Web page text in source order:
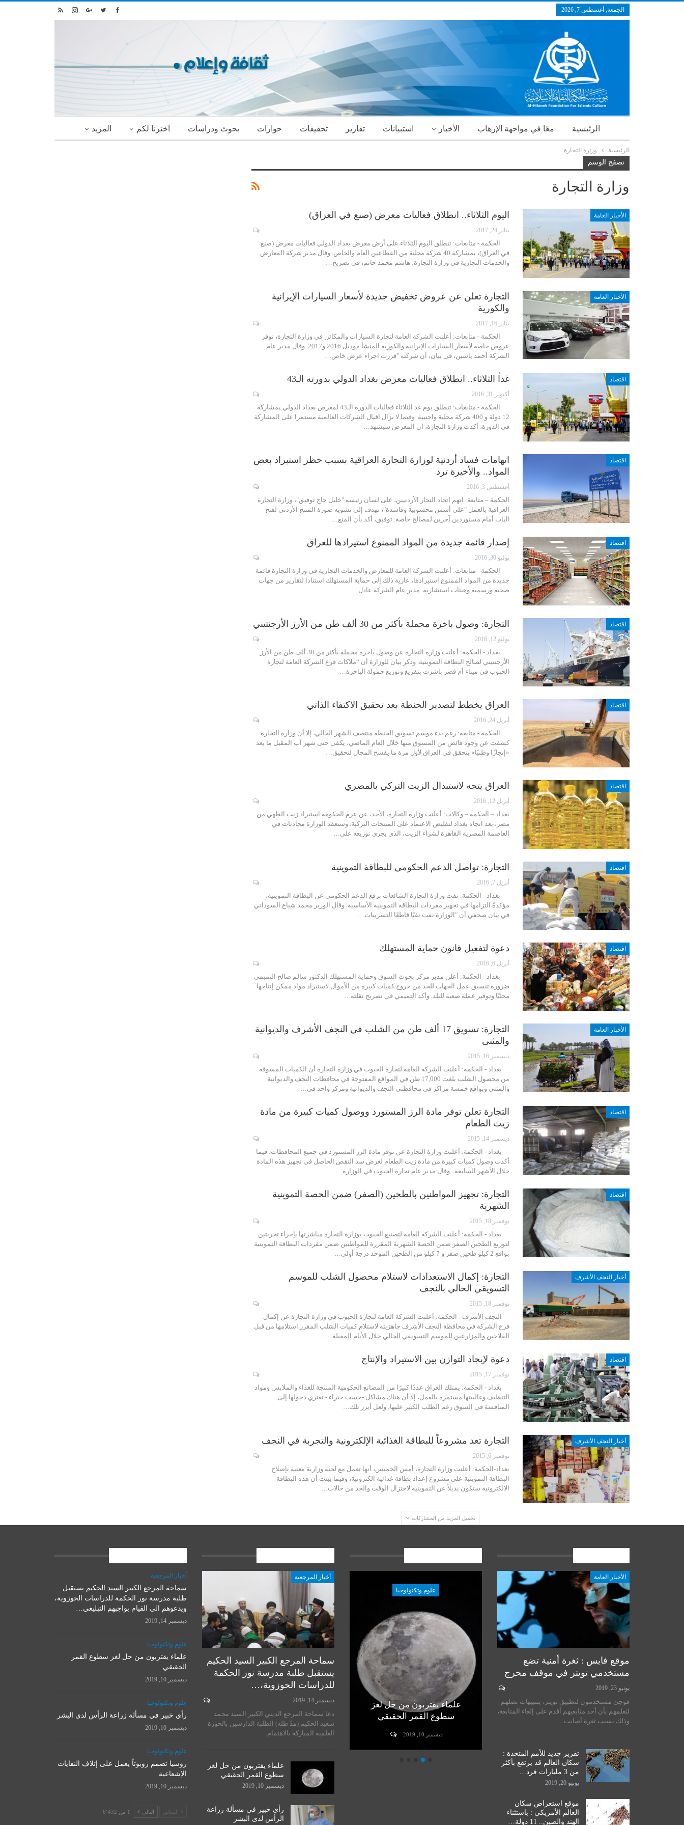
الجمعة, أغسطس 7, 2026
الرئيسية معًا في مواجهة الإرهاب الأخبار استبيانات تقارير تحقيقات حوارات بحوث ودراسات اخترنا لكم المزيد
الرئيسية وزارة التجارة
تصفح الوسم
وزارة التجارة
الأخبار العامة اليوم الثلاثاء.. انطلاق فعاليات معرض (صنع في العراق)
يناير 24, 2017
الحكمة - متابعات: تنطلق اليوم الثلاثاء على أرض معرض بغداد الدولي فعاليات معرض (صنع
في العراق)، بمشاركة 40 شركة محلية من القطاعين العام والخاص. وقال مدير شركة المعارض
والخدمات التجارية في وزارة التجارة، هاشم محمد حاتم، في تصريح…
الأخبار العامة
التجارة تعلن عن عروض تخفيض جديدة لأسعار السيارات الإيرانية
والكورية
يناير 16, 2017
الحكمة - متابعات: أعلنت الشركة العامة لتجارة السيارات والمكائن في وزارة التجارة، توفر
عروض خاصة لأسعار السيارات الإيرانية والكورية المنشأ موديل 2016 و2017. وقال مدير عام
الشركة أحمد ياسين، في بيان، أن شركته "قررت اجراء عرض خاص…
اقتصاد غداً الثلاثاء.. انطلاق فعاليات معرض بغداد الدولي بدورته الـ43
أكتوبر 31, 2016
الحكمة - متابعات: تنطلق يوم غد الثلاثاء فعاليات الدورة الـ43 لمعرض بغداد الدولي بمشاركة
12 دولة و 400 شركة محلية واجنبية. وفيما لا يزال اقبال الشركات العالمية مستمرا على المشاركة
في الدورة، أكدت وزارة التجارة، ان المعرض سيشهد…
اقتصاد
اتهامات فساد أردنية لوزارة التجارة العراقية بسبب حظر استيراد بعض
المواد.. والأخيرة ترد
أغسطس 3, 2016
الحكمة – متابعة: اتهم اتحاد التجار الأردنيين، على لسان رئيسه "خليل حاج توفيق"، وزارة التجارة
العراقية بالعمل "على أسس محسوبية وفاسدة"، تهدف إلى تشويه صورة المنتج الأردني لفتح
الباب أمام مستوردين آخرين لمصالح خاصة. توفيق، أكد بأن المنع…
اقتصاد إصدار قائمة جديدة من المواد الممنوع استيرادها للعراق
يوليو 30, 2016
الحكمة - متابعات: أعلنت الشركة العامة للمعارض والخدمات التجارية في وزارة التجارة قائمة
جديدة من المواد الممنوع استيرادها، عازية ذلك إلى حماية المستهلك استنادا لتقارير من جهات
صحية ورسمية وهيئات استشارية. مدير عام الشركة عادل…
اقتصاد التجارة: وصول باخرة محملة بأكثر من 30 ألف طن من الأرز الأرجنتيني
يوليو 12, 2016
بغداد - الحكمة: أعلنت وزارة التجارة عن وصول باخرة محملة بأكثر من 30 ألف طن من الأرز
الأرجنتيني لصالح البطاقة التموينية. وذكر بيان للوزارة أن “ملاكات فرع الشركة العامة لتجارة
الحبوب في ميناء أم قصر باشرت بتفريغ وتوزيع حمولة الباخرة…
اقتصاد العراق يخطط لتصدير الحنطة بعد تحقيق الاكتفاء الذاتي
أبريل 24, 2016
الحكمة - متابعة: رغم بدء موسم تسويق الحنطة منتصف الشهر الحالي، إلا أن وزارة التجارة
كشفت عن وجود فائض من المسوق منها خلال العام الماضي، يكفي حتى شهر آب المقبل ما يعد
«إنجازًا وطنيًا» يتحقق في العراق لأول مرة ما يفسح المجال لتحقيق…
اقتصاد العراق يتجه لاستبدال الزيت التركي بالمصري
أبريل 12, 2016
بغداد – الحكمة – وكالات: أعلنت وزارة التجارة، الأحد، عن عزم الحكومة استيراد زيت الطهي من
مصر، بعد اتجاه بغداد لتقليص الاعتماد على المنتجات التركية. وستعقد الوزارة محادثات في
العاصمة المصرية القاهرة لشراء الزيت، الذي يجري توزيعه على…
اقتصاد التجارة: تواصل الدعم الحكومي للبطاقة التموينية
أبريل 7, 2016
بغداد - الحكمة: نفت وزارة التجارة الشائعات برفع الدعم الحكومي عن البطاقة التموينية،
مؤكدةً التزامها في تجهيز مفردات البطاقة التموينية الأساسية. وقال الوزير محمد شياع السوداني
في بيان صحفي أن "الوزارة نفت نفيًا قاطعًا التسريبات…
اقتصاد دعوة لتفعيل قانون حماية المستهلك
أبريل 6, 2016
بغداد - الحكمة: أعلن مدير مركز بحوث السوق وحماية المستهلك الدكتور سالم صالح التميمي
ضرورة تنسيق عمل الجهات للحد من خروج كميات كبيرة من الأموال لاستيراد مواد ممكن إنتاجها
محليًا وتوفير عملة صعبة للبلد. وأكد التميمي في تصريح نقلته…
الأخبار العامة
التجارة: تسويق 17 ألف طن من الشلب في النجف الأشرف والديوانية
والمثنى
ديسمبر 16, 2015
بغداد - الحكمة: أعلنت الشركة العامة لتجارة الحبوب في وزارة التجارة أن الكميات المسوقة
من محصول الشلب بلغت 17,000 طن في المواقع المفتوحة في محافظات النجف والديوانية
والمثنى وبواقع خمسة مراكز في محافظتي النجف والديوانية ومركز واحد في…
اقتصاد
التجارة تعلن توفر مادة الرز المستورد ووصول كميات كبيرة من مادة
زيت الطعام
ديسمبر 14, 2015
بغداد - الحكمة: أعلنت وزارة التجارة عن توفر مادة الرز المستورد في جميع المحافظات، فيما
أكدت وصول كميات كبيرة من مادة زيت الطعام لغرض سد النقص الحاصل في تجهيز هذه المادة
خلال الأشهر السابقة. وقال مدير عام تجارة الحبوب في الوزارة…
اقتصاد
التجارة: تجهيز المواطنين بالطحين (الصفر) ضمن الحصة التموينية
الشهرية
نوفمبر 18, 2015
بغداد - الحكمة: أعلنت الشركة العامة لتصنيع الحبوب بوزارة التجارة مباشرتها بإجراء تجربتين
لتوزيع الطحين الصفر ضمن الحصة الشهرية المقررة للمواطنين ضمن مفردات البطاقة التموينية
بواقع 2 كيلو طحين صفر و 7 كيلو من الطحين الموحد درجة أولى…
أخبار النجف الأشرف
التجارة: إكمال الاستعدادات لاستلام محصول الشلب للموسم
التسويقي الحالي بالنجف
نوفمبر 18, 2015
النجف الأشرف - الحكمة: أعلنت الشركة العامة لتجارة الحبوب في وزارة التجارة عن إكمال
فرع الشركة في محافظة النجف الأشرف جاهزيته لاستلام كميات الشلب المقرر استلامها من قبل
الفلاحين والمزارعين للموسم التسويقي الحالي خلال اﻷيام المقبلة. …
اقتصاد دعوة لإيجاد التوازن بين الاستيراد والإنتاج
نوفمبر 17, 2015
بغداد - الحكمة: يمتلك العراق عددًا كبيرًا من المصانع الحكومية المنتجة للغذاء والملابس ومواد
التنظيف وغالبيتها مستمرة بالعمل، إلا أن هناك مشاكل -حسب خبراء - تعتري دخولها إلى
المنافسة في السوق رغم الطلب الكبير عليها، ولعل أبرز تلك…
أخبار النجف الأشرف التجارة تعد مشروعاً للبطاقة الغذائية الإلكترونية والتجربة في النجف
نوفمبر 6, 2015
بغداد-الحكمة: أعلنت وزارة التجارة، أمس الخميس، أنها تعمل مع لجنة وزارية معنية بإصلاح
البطاقة التموينية على مشروع إعداد بطاقة غذائية الكترونية، وفيما بينت أن هذه البطاقة
الالكترونية ستكون بديلاً عن التموينية لاختزال الوقت والحد من حالات…
تحميل المزيد من المشاركات
الأخبار العامة
موقع فايس : ثغرة أمنية تضع
مستخدمي تويتر في موقف محرج
يونيو 23, 2019
فوجئ مستخدمون لتطبيق تويتر، بتنبيهات تصلهم
لتعلمهم بأن أحد متابعيهم أقدم على إلغاء المتابعة،
وذلك بسبب ثغرة أصابت…
تقرير جديد للأمم المتحدة :
سكان العالم قد يرتفع بأكثر
من 3 مليارات فرد…
يونيو 20, 2019
موقع استعراض سكان
العالم الأمريكي : باستثناء
الهند والصين.. 11 دولة…
أخبار المرجعية
سماحة المرجع الكبير السيد
الحكيم يستقبل طلبة مدرسة نور
الحكمة للدراسات الحوزوية،…
علوم وتكنولوجيا
علماء يقتربون من حل لغز
سطوع القمر الحقيقي
ديسمبر 10, 2019
رأي خبير في مسألة زراعة
الرأس لدى البشر
ديسمبر 10, 2019
علوم وتكنولوجيا
روسيا تصمم روبوتاً يعمل على
إتلاف النفايات الإشعاعية
أخبار المرجعية
سماحة المرجع الكبير السيد الحكيم
يستقبل طلبة مدرسة نور الحكمة
للدراسات الحوزوية،…
ديسمبر 14, 2019
دعا سماحة المرجع الديني الكبير السيد محمد
سعيد الحكيم (مدّ ظله) الطلبة الدارسين بالحوزة
العلمية المباركة بالاهتمام…
علماء يقتربون من حل لغز
سطوع القمر الحقيقي
ديسمبر 10, 2019
رأي خبير في مسألة زراعة
الرأس لدى البشر
أخبار المرجعية
سماحة المرجع الكبير السيد الحكيم يستقبل
طلبة مدرسة نور الحكمة للدراسات الحوزوية،
ويدعوهم الى القيام بواجبهم التبليغي…
ديسمبر 14, 2019
علوم وتكنولوجيا
علماء يقتربون من حل لغز سطوع القمر
الحقيقي
ديسمبر 10, 2019
علوم وتكنولوجيا
رأي خبير في مسألة زراعة الرأس لدى البشر
ديسمبر 10, 2019
علوم وتكنولوجيا
روسيا تصمم روبوتاً يعمل على إتلاف النفايات
الإشعاعية
ديسمبر 10, 2019
السابق التالي 1 من 6٬432